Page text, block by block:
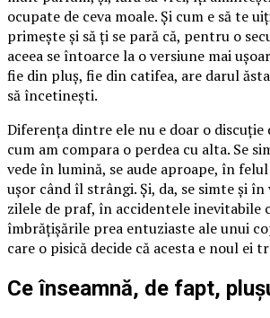
ocupate de ceva moale. Și cum e să te
primește și să ți se pară că, pentru o
aceea se întoarce la o versiune mai
fie din pluș, fie din catifea, are darul
să încetinești.
Diferența dintre ele nu e doar o discuție
cum am compara o perdea cu alta. Se
vede în lumină, se aude aproape, în
ușor când îl strângi. Și, da, se simte și
zilele de praf, în accidentele inevitabile
îmbrățișările prea entuziaste ale unui
care o pisică decide că acesta e noul ei
Ce înseamnă, de fapt,